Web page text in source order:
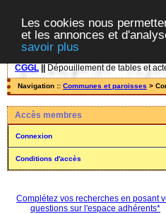
Les cookies nous
et les annonces et
savoir plus
CGGL Dépouillement de tables et
Navigation :: Communes et paroisses >
Accès membres
Connexion
Conditions d'accès
Complétez vos recherches en posant
questions sur l'espace adhérents*